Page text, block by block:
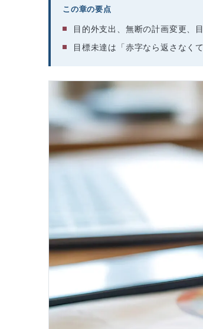
この章の要点
目的外支出、無断の計画変更、
目標未達は「赤字なら返さなく